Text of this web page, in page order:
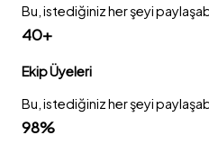
Bu, istediğiniz her şeyi
40+
Ekip Üyeleri
Bu, istediğiniz her şeyi
98%